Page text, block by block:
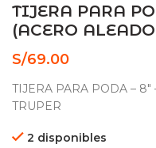
TIJERA PARA
(ACERO
S/69.00
TIJERA PARA PODA – 8″
TRUPER
2 disponibles